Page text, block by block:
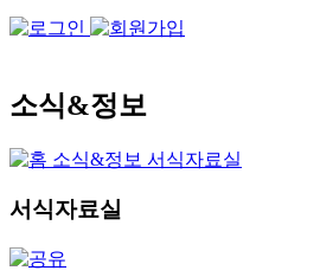
소식&정보
소식&정보 서식자료실
서식자료실